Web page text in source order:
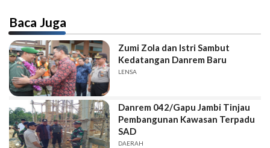
Baca Juga
Zumi Zola dan Istri Sambut
Kedatangan Danrem Baru
LENSA
Danrem 042/Gapu Jambi Tinjau
Pembangunan Kawasan Terpadu
SAD
DAERAH